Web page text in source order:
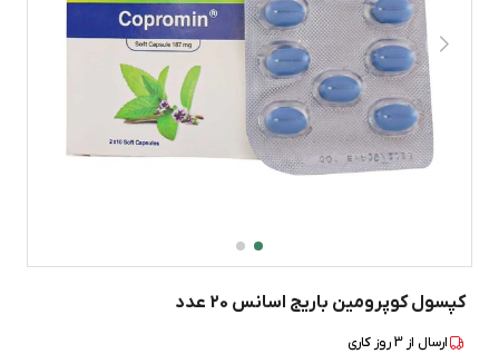
کپسول کوپرومین باریج اسانس 20 عدد
ارسال از 3روز کاری